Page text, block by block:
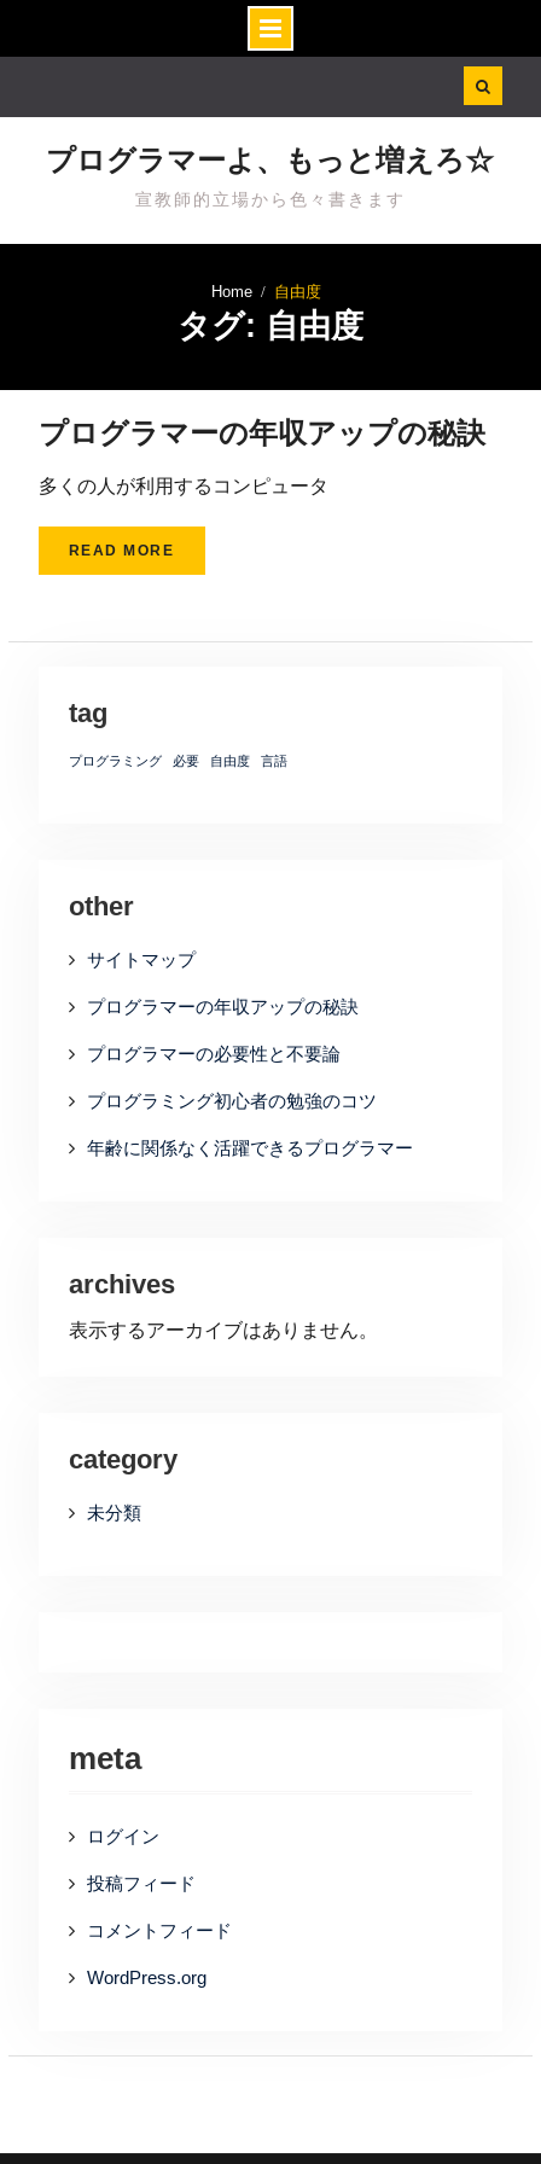
プログラマーよ、もっと増えろ☆
宣教師的立場から色々書きます
Home 自由度
タグ: 自由度
プログラマーの年収アップの秘訣
多くの人が利用するコンピュータ
READ MORE
tag
プログラミング 必要 自由度 言語
other
サイトマップ
プログラマーの年収アップの秘訣
プログラマーの必要性と不要論
プログラミング初心者の勉強のコツ
年齢に関係なく活躍できるプログラマー
archives
表示するアーカイブはありません。
category
未分類
meta
ログイン
投稿フィード
コメントフィード
WordPress.org